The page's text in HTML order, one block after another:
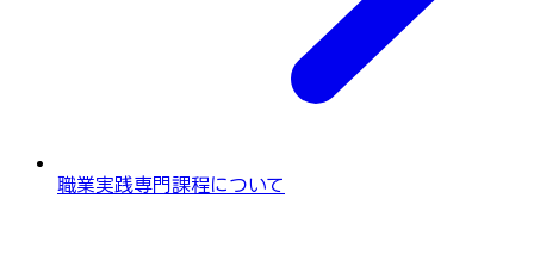
職業実践専門課程について